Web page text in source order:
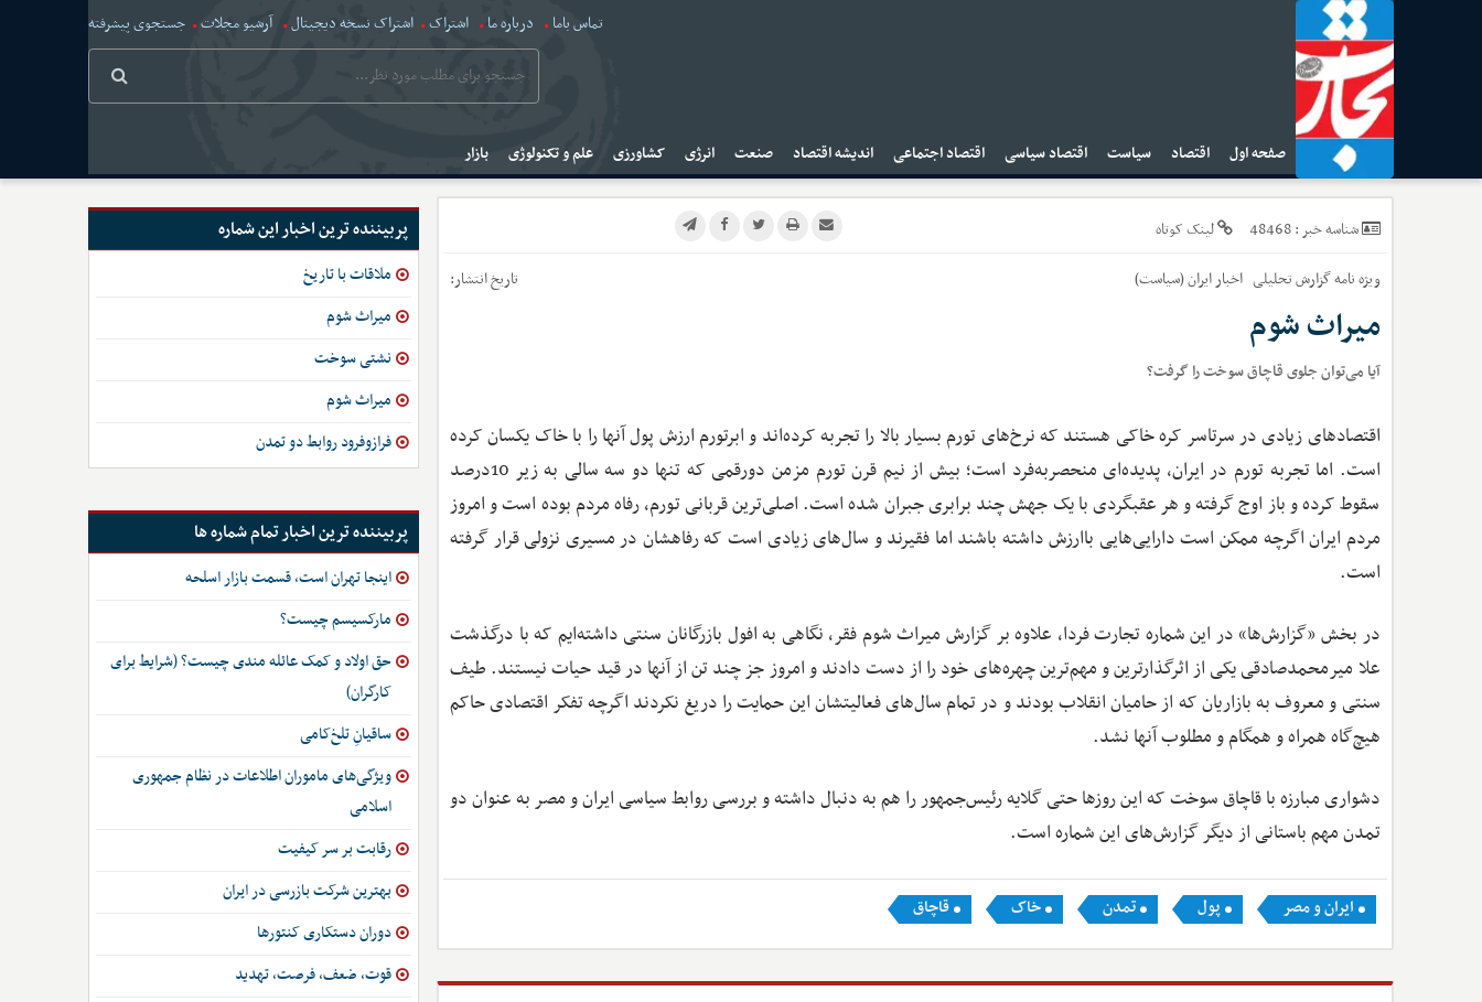
تماس باما درباره ما اشتراک اشتراک نسخه دیجیتال آرشیو مجلات جستجوی پیشرفته
صفحه اول اقتصاد سیاست اقتصاد سیاسی اقتصاد اجتماعی اندیشه اقتصاد صنعت انرژی کشاورزی علم و تکنولوژی بازار
شناسه خبر :48468
لینک کوتاه
ویژه نامه گزارش تحلیلی اخبارایران (سیاست) تاریخ انتشار:
میراث شوم
آیا می‌توان جلوی قاچاق سوخت را گرفت؟
اقتصادهای زیادی در سرتاسر کره خاکی هستند که نرخ‌های تورم بسیار بالا را تجربه کرده‌اند و ابرتورم ارزش پول آنها را با خاک یکسان کرده
است. اما تجربه تورم در ایران، پدیده‌ای منحصربه‌فرد است؛ بیش از نیم قرن تورم مزمن دورقمی که تنها دو سه سالی به زیر 10درصد
سقوط کرده و باز اوج گرفته و هر عقبگردی با یک جهش چند برابری جبران شده است. اصلی‌ترین قربانی تورم، رفاه مردم بوده است و امروز
مردم ایران اگرچه ممکن است دارایی‌هایی باارزش داشته باشند اما فقیرند و سال‌های زیادی است که رفاهشان در مسیری نزولی قرار گرفته
است.
در بخش «گزارش‌ها» در این شماره تجارت فردا، علاوه بر گزارش میراث شوم فقر، نگاهی به افول بازرگانان سنتی داشته‌ایم که با درگذشت
علا میرمحمدصادقی یکی از اثرگذارترین و مهم‌ترین چهره‌های خود را از دست دادند و امروز جز چند تن از آنها در قید حیات نیستند. طیف
سنتی و معروف به بازاریان که از حامیان انقلاب بودند و در تمام سال‌های فعالیتشان این حمایت را دریغ نکردند اگرچه تفکر اقتصادی حاکم
هیچ‌گاه همراه و همگام و مطلوب آنها نشد.
دشواری مبارزه با قاچاق سوخت که این روزها حتی گلایه رئیس‌جمهور را هم به دنبال داشته و بررسی روابط سیاسی ایران و مصر به عنوان دو
تمدن مهم باستانی از دیگر گزارش‌های این شماره است.
ایران و مصر پول تمدن خاک قاچاق
پربیننده ترین اخبار این شماره
ملاقات با تاریخ
میراث شوم
نشتی سوخت
میراث شوم
فرازوفرود روابط دو تمدن
پربیننده ترین اخبار تمام شماره ها
اینجا تهران است، قسمت بازار اسلحه
مارکسیسم چیست؟
حق اولاد و کمک عائله مندی چیست؟ (شرایط برای
کارگران)
ساقیانِ تلخ‌کامی
ویژگی‌های ماموران اطلاعات در نظام جمهوری
اسلامی
رقابت بر سر کیفیت
بهترین شرکت بازرسی در ایران
دوران دستکاری کنتورها
قوت، ضعف، فرصت، تهدید